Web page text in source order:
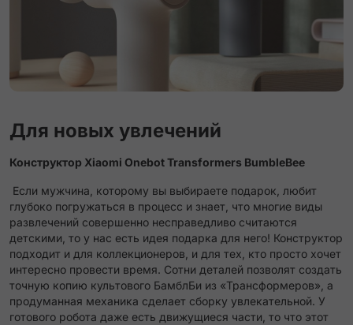
Для новых увлечений
Конструктор Xiaomi Onebot Transformers BumbleBee
Если мужчина, которому вы выбираете подарок, любит
глубоко погружаться в процесс и знает, что многие виды
развлечений совершенно несправедливо считаются
детскими, то у нас есть идея подарка для него! Конструктор
подходит и для коллекционеров, и для тех, кто просто хочет
интересно провести время. Сотни деталей позволят создать
точную копию культового БамблБи из «Трансформеров», а
продуманная механика сделает сборку увлекательной. У
готового робота даже есть движущиеся части, то что этот